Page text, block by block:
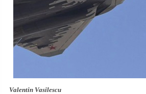
Valentin Vasilescu